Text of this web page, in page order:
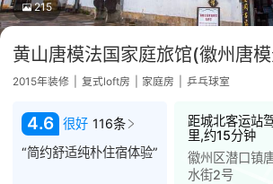
215
黄山唐模法国家庭旅馆(徽州唐
2015年装修 复式loft房 家庭房 乒乓球室
4.6 很好 116条
“简约舒适纯朴住宿体验”
距城北客运站
里,约15分钟
徽州区潜口镇
水街2号